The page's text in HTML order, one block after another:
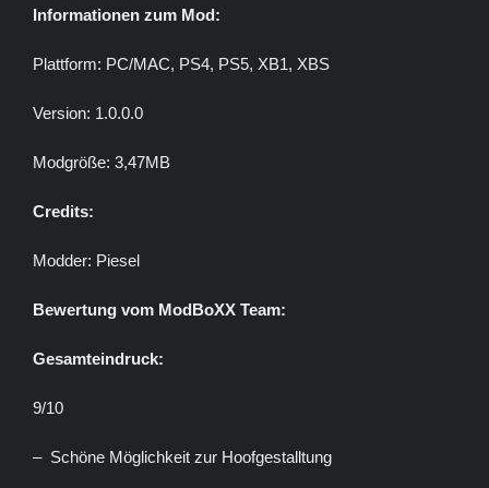
Informationen zum Mod:
Plattform: PC/MAC, PS4, PS5, XB1, XBS
Version: 1.0.0.0
Modgröße: 3,47MB
Credits:
Modder: Piesel
Bewertung vom ModBoXX Team:
Gesamteindruck:
9/10
– Schöne Möglichkeit zur Hoofgestalltung